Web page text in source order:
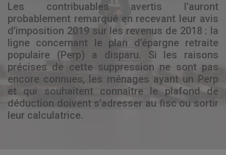
Les contribuables avertis l’auront
probablement remarqué en recevant leur avis
d’imposition 2019 sur les revenus de 2018 : la
ligne concernant le plan d’épargne retraite
populaire (Perp) a disparu. Si les raisons
précises de cette suppression ne sont pas
encore connues, les ménages ayant un Perp
et qui souhaitent connaître le plafond de
déduction doivent s’adresser au fisc ou sortir
leur calculatrice.